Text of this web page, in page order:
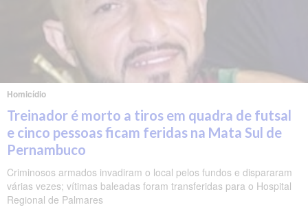
Homicídio
Treinador é morto a tiros em quadra de futsal
e cinco pessoas ficam feridas na Mata Sul de
Pernambuco
Criminosos armados invadiram o local pelos fundos e dispararam
várias vezes; vítimas baleadas foram transferidas para o Hospital
Regional de Palmares